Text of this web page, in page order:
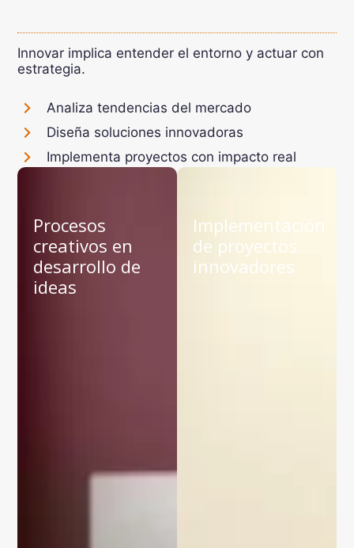
Innovar implica entender el entorno y actuar con
estrategia.
Analiza tendencias del mercado
Diseña soluciones innovadoras
Implementa proyectos con impacto real
Procesos
creativos en
desarrollo de
ideas
Implementación
de proyectos
innovadores